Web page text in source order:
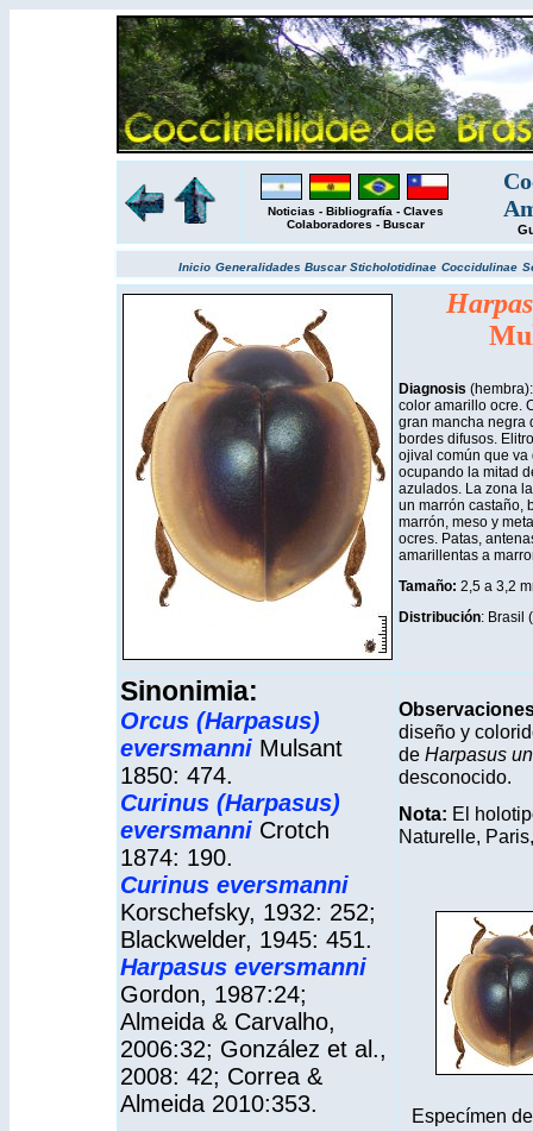
Noticias - Bibliografía - Claves
Colaboradores - Buscar
Inicio Generalidades BuscarSticholotidinae Coccidulinae
Diagnosis
color amarillo ocre.
gran mancha negra
bordes difusos.
ojival común que va
ocupando la mitad
azulados. La zona
un marrón castaño,
marrón, meso y
ocres. Patas,
amarillentas a
Tamaño: 2,5 a 3,2
Distribución: Brasil
Sinonimia:
Orcus (Harpasus)
eversmanni Mulsant
1850: 474.
Curinus (Harpasus)
eversmanni Crotch
1874: 190.
Curinus eversmanni
Korschefsky, 1932: 252;
Blackwelder, 1945: 451.
Harpasus eversmanni
Gordon, 1987:24;
Almeida & Carvalho,
2006:32; González et al.,
2008: 42; Correa &
Almeida 2010:353.
diseño y
de Harpasus
desconocido.
Nota: El
Naturelle,
Especímen